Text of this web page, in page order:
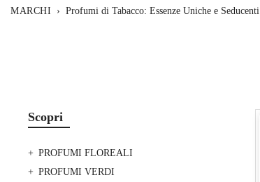
MARCHI ›Profumi di Tabacco: Essenze Uniche e Seducenti
Scopri
PROFUMI FLOREALI
PROFUMI VERDI